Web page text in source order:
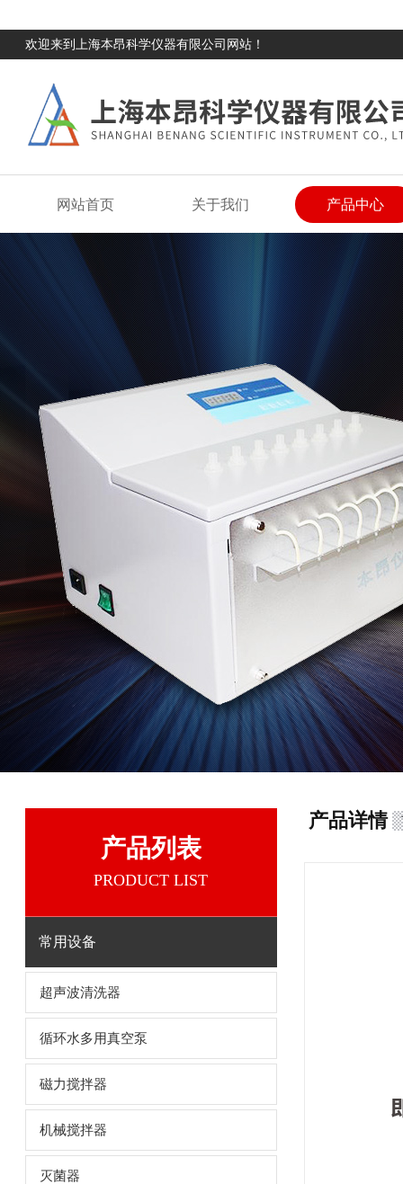
欢迎来到上海本昂科学仪器有限公司网站！
网站首页 关于我们 产品中心
产品列表
PRODUCT LIST
常用设备
超声波清洗器
循环水多用真空泵
磁力搅拌器
机械搅拌器
灭菌器
产品详情